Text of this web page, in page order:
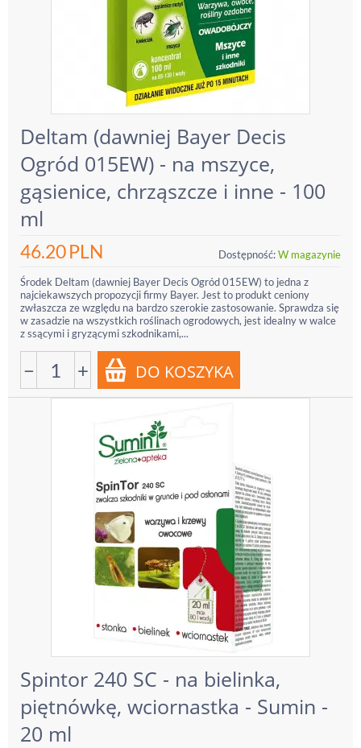
Deltam (dawniej Bayer Decis
Ogród 015EW) - na mszyce,
gąsienice, chrząszcze i inne - 100
ml
46.20PLN Dostępność:W magazynie
Środek Deltam (dawniej Bayer Decis Ogród 015EW) to jedna z
najciekawszych propozycji firmy Bayer. Jest to produkt ceniony
zwłaszcza ze względu na bardzo szerokie zastosowanie. Sprawdza się
w zasadzie na wszystkich roślinach ogrodowych, jest idealny w walce
z ssącymi i gryzącymi szkodnikami,...
− +
Spintor 240 SC - na bielinka,
piętnówkę, wciornastka - Sumin -
20 ml